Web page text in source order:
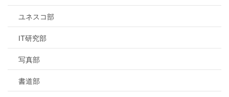
ユネスコ部
IT研究部
写真部
書道部